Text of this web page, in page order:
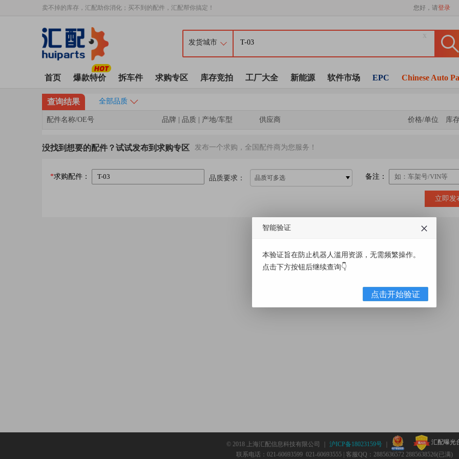
卖不掉的库存，汇配助你消化；买不到的配件，汇配帮你搞定！ 您好，请登录
首页 爆款特价 拆车件 求购专区 库存竞拍 工厂大全 新能源 软件市场 EPC Chinese Auto
查询结果 全部品质
配件名称/OE号 品牌 | 品质 | 产地/车型 供应商 价格/单位 库
没找到想要的配件？试试发布到求购专区 发布一个求购，全国配件商为您服务！
*求购配件： 品质要求： 品质可多选 备注：
立即发
© 2018 上海汇配信息科技有限公司 ｜ 沪ICP备18023159号
汇配曝光
联系电话：021-60693599 021-60693555 | 客服QQ：2885636572 2885638526(已满)
智能验证
本验证旨在防止机器人滥用资源，无需频繁操作。
点击下方按钮后继续查询👇
点击开始验证